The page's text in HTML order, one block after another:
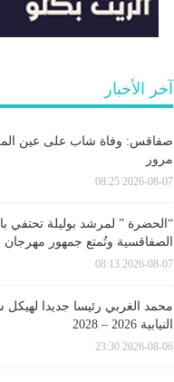
آخر الأخبار
صفاقس: وفاة شاب على عين
مرور
2026-08-07 08:25
“الحضرة ” لمرشد بوليلة تحتفي
الصفاقسية وتُمتع جمهور
2026-08-07 08:13
محمد الغربي رئيسا جديدا
النيابية 2026 – 2028
2026-08-06 23:30